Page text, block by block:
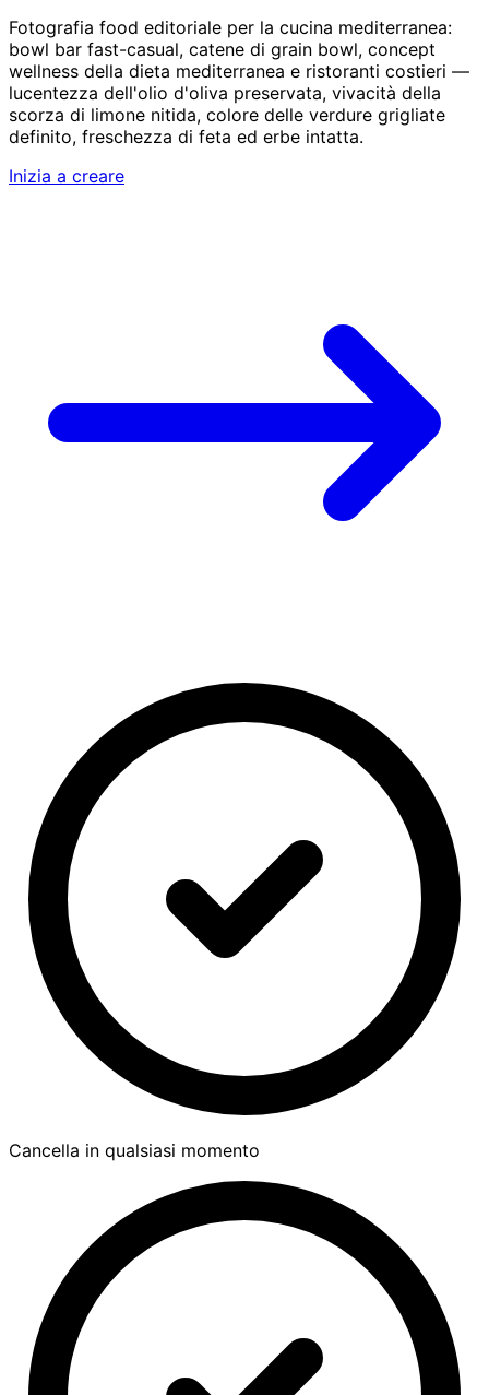
Fotografia food editoriale per la cucina mediterranea:
bowl bar fast-casual, catene di grain bowl, concept
wellness della dieta mediterranea e ristoranti costieri —
lucentezza dell'olio d'oliva preservata, vivacità della
scorza di limone nitida, colore delle verdure grigliate
definito, freschezza di feta ed erbe intatta.
Inizia a creare
Cancella in qualsiasi momento